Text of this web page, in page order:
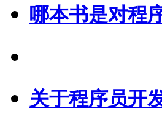
哪本书是对程
关于程序员开